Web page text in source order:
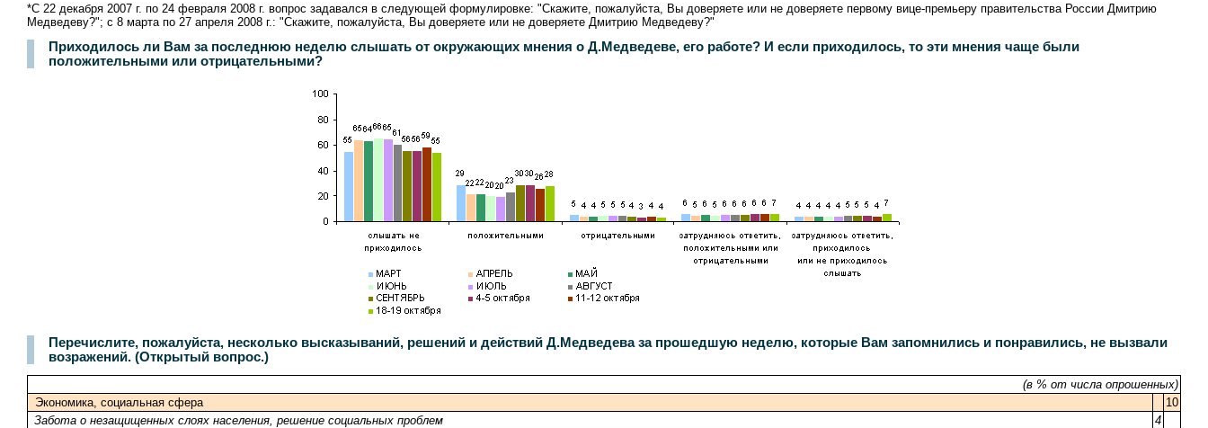
*С 22 декабря 2007 г. по 24 февраля 2008 г. вопрос задавался в следующей формулировке: "Скажите, пожалуйста, Вы доверяете или не доверяете первому вице-премьеру правительства России Дмитрию
Медведеву?"; с 8 марта по 27 апреля 2008 г.: "Скажите, пожалуйста, Вы доверяете или не доверяете Дмитрию Медведеву?"
Приходилось ли Вам за последнюю неделю слышать от окружающих мнения о Д.Медведеве, его работе? И если приходилось, то эти мнения чаще были
положительными или отрицательными?
Перечислите, пожалуйста, несколько высказываний, решений и действий Д.Медведева за прошедшую неделю, которые Вам запомнились и понравились, не вызвали
возражений. (Открытый вопрос.)
(в % от числа опрошенных)
Экономика, социальная сфера
10
Забота о незащищенных слоях населения, решение социальных проблем
4